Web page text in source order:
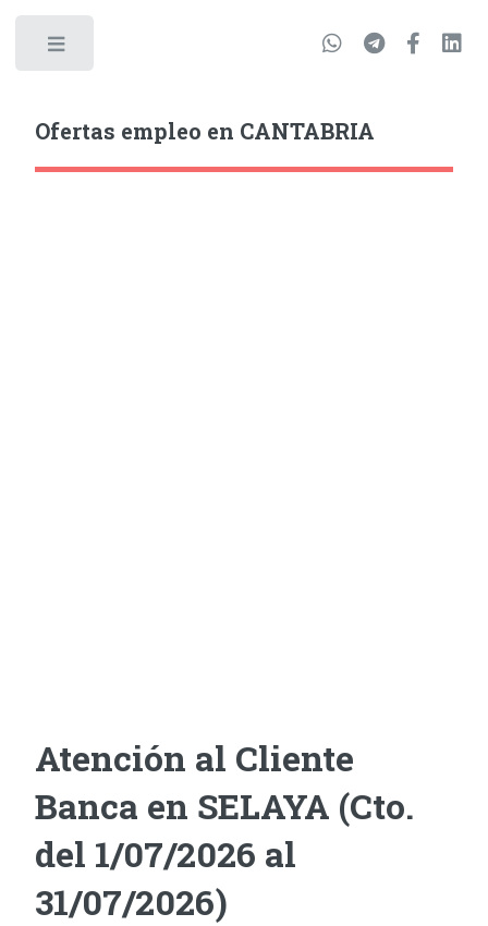
Ofertas empleo en CANTABRIA
Atención al Cliente
Banca en SELAYA (Cto.
del 1/07/2026 al
31/07/2026)